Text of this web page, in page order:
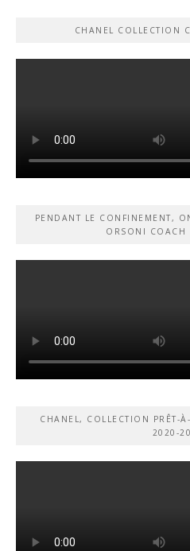
CHANEL COLLECTION
PENDANT LE CONFINEMENT,
ORSONI COACH
CHANEL, COLLECTION PRÊT-
2020-